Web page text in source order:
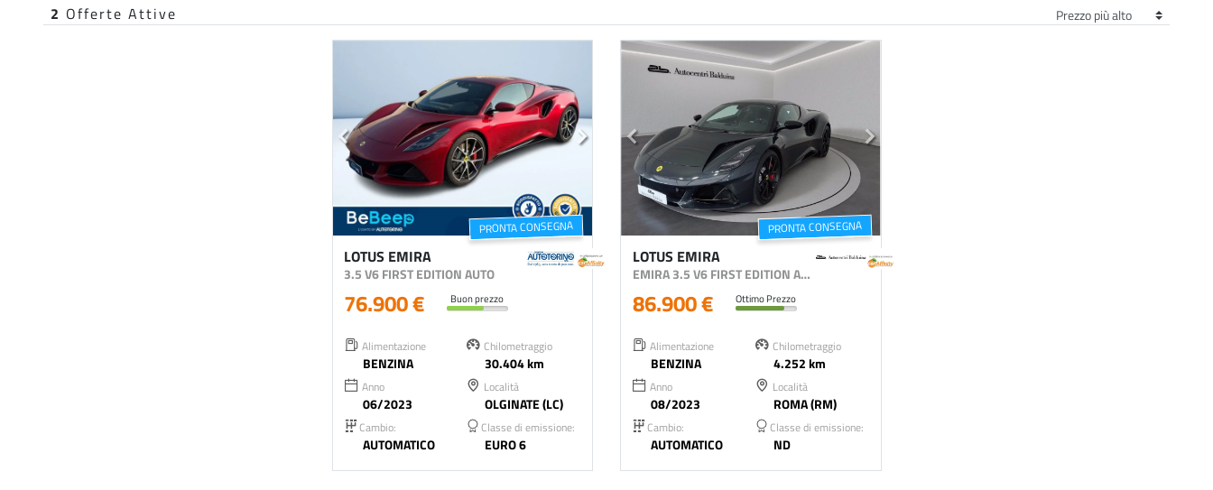
2 Offerte Attive
PRONTA CONSEGNA
LOTUS EMIRA
3.5 V6 FIRST EDITION AUTO
76.900 € Buon prezzo
Alimentazione
BENZINA
Chilometraggio
30.404 km
Anno
06/2023
Località
OLGINATE (LC)
Cambio:
AUTOMATICO
Classe di emissione:
EURO 6
PRONTA CONSEGNA
LOTUS EMIRA
EMIRA 3.5 V6 FIRST EDITION AUTO
86.900 € Ottimo Prezzo
Alimentazione
BENZINA
Chilometraggio
4.252 km
Anno
08/2023
Località
ROMA (RM)
Cambio:
AUTOMATICO
Classe di emissione:
ND